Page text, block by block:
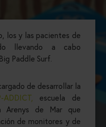
los y las pacientes de
llevando a cabo
Paddle Surf.
de desarrollar la
ADDICT,
escuela de
Arenys de Mar que
de monitores y de